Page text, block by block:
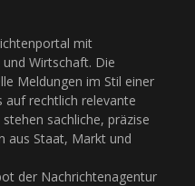
mit
Wirtschaft. Die
Meldungen im Stil einer
auf rechtlich relevante
sachliche, präzise
aus Staat, Markt und
der Nachrichtenagentur